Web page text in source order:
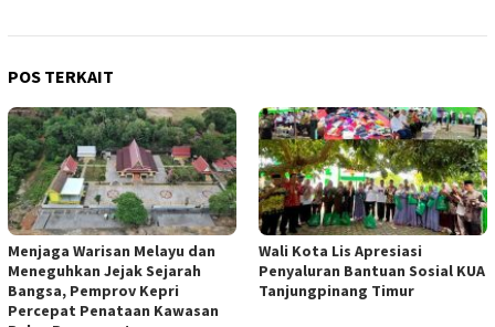
POS TERKAIT
Menjaga Warisan Melayu dan
Meneguhkan Jejak Sejarah
Bangsa, Pemprov Kepri
Percepat Penataan Kawasan
Wali Kota Lis Apresiasi
Penyaluran Bantuan Sosial KUA
Tanjungpinang Timur